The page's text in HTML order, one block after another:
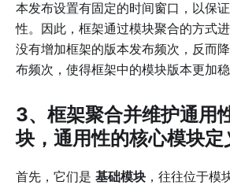
本发布设置有固定的时间窗口，以保
性。因此，框架通过模块聚合的方式
没有增加框架的版本发布频次，反而
布频次，使得框架中的模块版本更加稳
3、框架聚合并维护通用
块，通用性的核心模块定
首先，它们是 基础模块 ，往往位于模